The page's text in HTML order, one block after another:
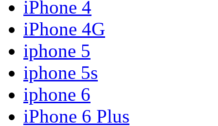
iPhone 4
iPhone 4G
iphone 5
iphone 5s
iphone 6
iPhone 6 Plus